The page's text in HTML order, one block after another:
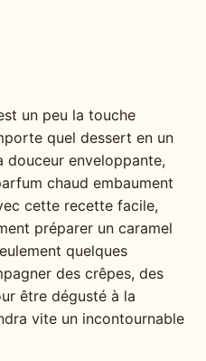
un peu la touche
quel dessert en un
douceur enveloppante,
chaud embaument
cette recette facile,
préparer un caramel
quelques
des crêpes, des
être dégusté à la
vite un incontournable